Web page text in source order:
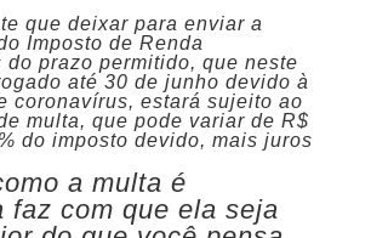
que deixar para enviar a
Imposto de Renda
do prazo permitido, que neste
até 30 de junho devido à
coronavírus, estará sujeito ao
multa, que pode variar de R$
do imposto devido, mais juros
a multa é
faz com que ela seja